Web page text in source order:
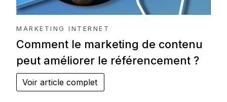
MARKETING INTERNET
Comment le marketing de contenu
peut améliorer le référencement ?
Voir article complet